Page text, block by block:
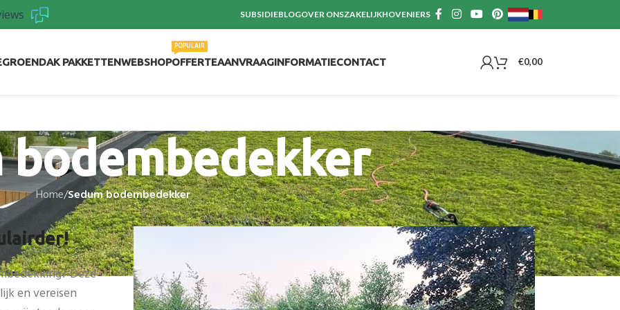
SUBSIDIEBLOGOVER ONSZAKELIJKHOVENIERS
GROENDAK PAKKETTENWEBSHOPOFFERTEAANVRAAG
POPULAIR
INFORMATIECONTACT €0,00
bodembedekker
Home/Sedum bodembedekker
Deze
en vereisen